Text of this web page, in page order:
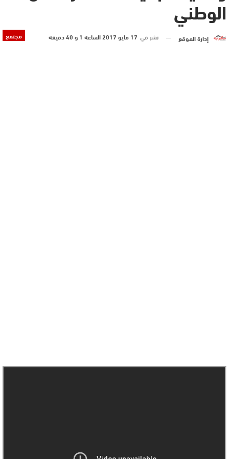
الوطني
مجتمع إدارة الموقع نشر في 17 مايو 2017 الساعة 1 و 40 دقيقة